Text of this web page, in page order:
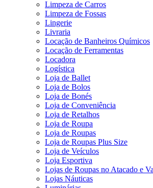
Limpeza de Carros
Limpeza de Fossas
Lingerie
Livraria
Locação de Banheiros Químicos
Locação de Ferramentas
Locadora
Logística
Loja de Ballet
Loja de Bolos
Loja de Bonés
Loja de Conveniência
Loja de Retalhos
Loja de Roupa
Loja de Roupas
Loja de Roupas Plus Size
Loja de Veículos
Loja Esportiva
Lojas de Roupas no Atacado e
Lojas Náuticas